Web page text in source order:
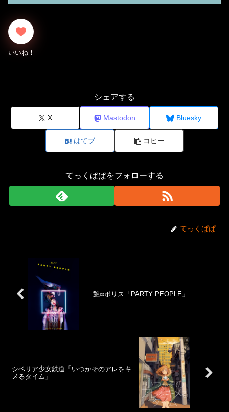
シェアする
X Mastodon Bluesky
はてブ コピー
てっくぱぱをフォローする
てっくぱぱ
艶∞ポリス「PARTY PEOPLE」
シベリア少女鉄道「いつかそのアレをキ
メるタイム」